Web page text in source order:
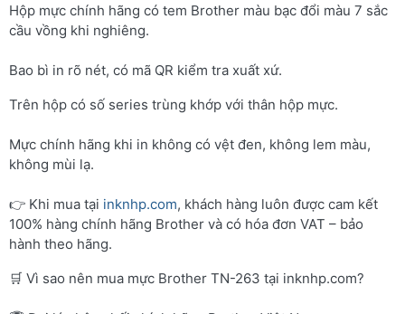
Hộp mực chính hãng có tem Brother màu bạc đổi màu 7 sắc
cầu vồng khi nghiêng.
Bao bì in rõ nét, có mã QR kiểm tra xuất xứ.
Trên hộp có số series trùng khớp với thân hộp mực.
Mực chính hãng khi in không có vệt đen, không lem màu,
không mùi lạ.
👉 Khi mua tại inknhp.com, khách hàng luôn được cam kết
100% hàng chính hãng Brother và có hóa đơn VAT – bảo
hành theo hãng.
🛒 Vì sao nên mua mực Brother TN-263 tại inknhp.com?